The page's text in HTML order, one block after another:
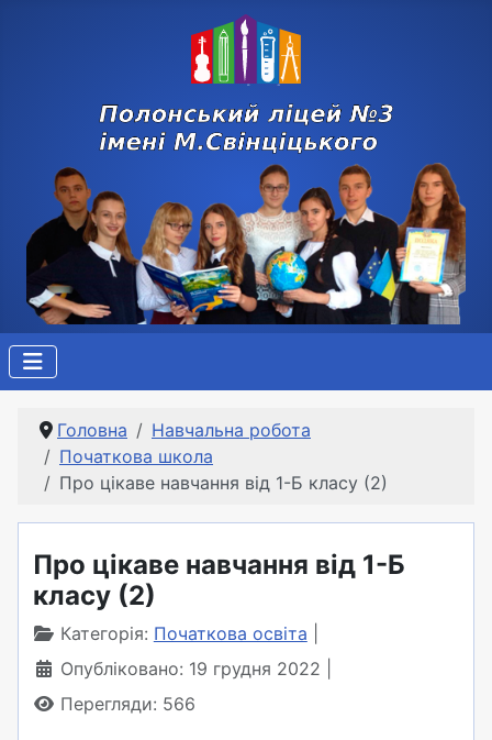
Головна
Навчальна робота
Початкова школа
Про цікаве навчання від 1-Б класу (2)
Про цікаве навчання від 1-Б
класу (2)
Категорія: Початкова освіта
Опубліковано: 19 грудня 2022
Перегляди: 566